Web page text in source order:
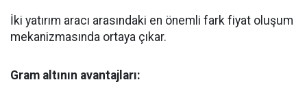
İki yatırım aracı arasındaki en önemli fark fiyat oluşum
mekanizmasında ortaya çıkar.
Gram altının avantajları: